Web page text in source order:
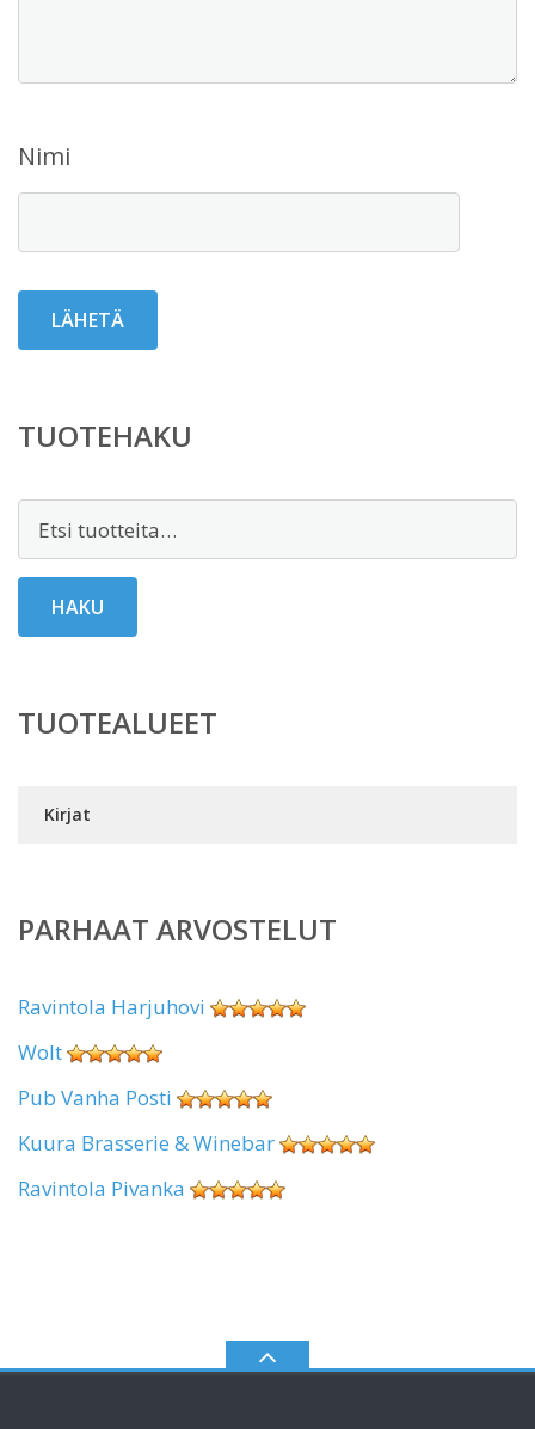
Nimi
TUOTEHAKU
HAKU
TUOTEALUEET
Kirjat
PARHAAT ARVOSTELUT
Ravintola Harjuhovi
Wolt
Pub Vanha Posti
Kuura Brasserie & Winebar
Ravintola Pivanka